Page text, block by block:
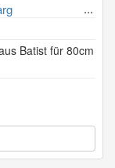
Batist für 80cm